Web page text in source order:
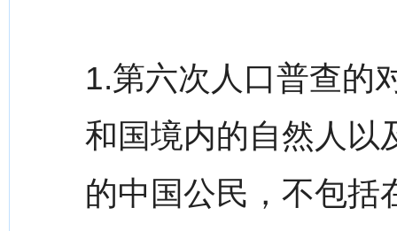
1.第六次人口普查的
和国境内的自然人以
的中国公民，不包括